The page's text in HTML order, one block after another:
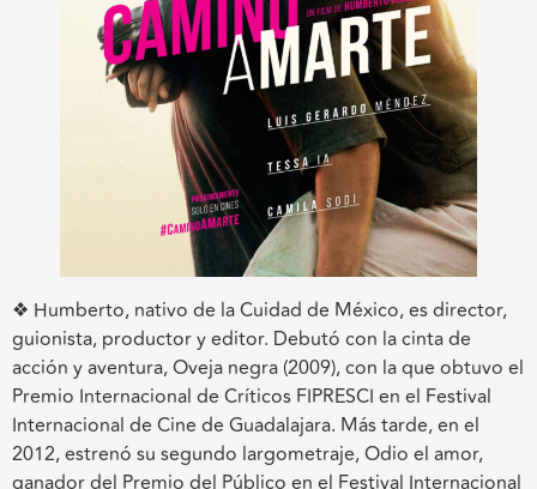
❖ Humberto, nativo de la Cuidad de México, es director,
guionista, productor y editor. Debutó con la cinta de
acción y aventura, Oveja negra (2009), con la que obtuvo el
Premio Internacional de Críticos FIPRESCI en el Festival
Internacional de Cine de Guadalajara. Más tarde, en el
2012, estrenó su segundo largometraje, Odio el amor,